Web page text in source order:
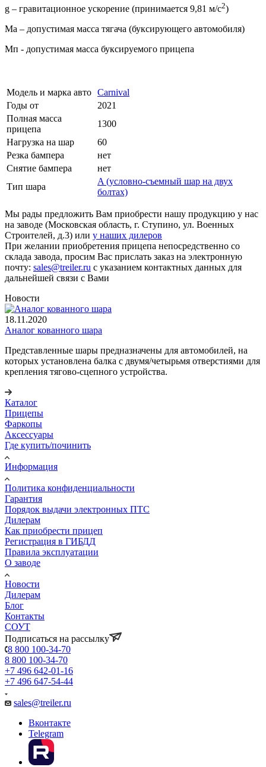
g – гравитационное ускорение (принимается 9,81 м/с2)
Mа – допустимая масса тягача (буксирующего автомобиля)
Мп - допустимая масса буксируемого прицепа
Модель и марка авто Carnival
Годы от
2021
Полная масса
прицепа
1300
Нагрузка на шар
60
Резка бампера
нет
Снятие бампера
нет
Тип шара
A (условно-съемный шар на двух
болтах)
Мы рады предложить Вам приобрести нашу продукцию у нас
на заводе (Московская область, г. Ступино, ул. Военных
Строителей, д.3) или у наших дилеров
При желании приобретения прицепа непосредственно со
склада завода, просим Вас прислать заказ на электронную
почту: sales@treiler.ru с указанием контактных данных для
дальнейшей связи с Вами
Новости
18.11.2020
Аналог кованного шара
Представленные шары предназначены для автомобилей, на
которых установлена балка с двумя/четырьмя отверстиями для
крепления тягово-сцепного устройства.
Каталог
Прицепы
Фаркопы
Аксессуары
Где купить/починить
Информация
Политика конфиденциальности
Гарантия
Порядок выдачи электронных ПТС
Дилерам
Как приобрести прицеп
Регистрация в ГИБДД
Правила эксплуатации
О заводе
Новости
Дилерам
Блог
Контакты
СОУТ
Подписаться на рассылку
8 800 100-34-70
8 800 100-34-70
+7 496 642-01-16
+7 496 647-54-44
sales@treiler.ru
Вконтакте
Telegram